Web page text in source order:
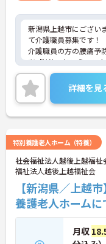
新潟県上越市にござい
て介護職員募集です！
介護職員の方の腰痛予
ツ「HAL」とコミュニ
ロ」を導入され最先端
た、残業はほとんどな
です！ご興味ある方に
らに詳細をお話致しま
い。
詳細を見
特別養護老人ホーム（特養）
社会福祉法人越後上越福
福祉法人越後上越福祉会
【新潟県／上越
養護老人ホーム
月収